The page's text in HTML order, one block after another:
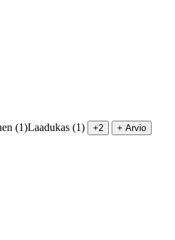
(1)Laadukas (1) +2 + Arvio